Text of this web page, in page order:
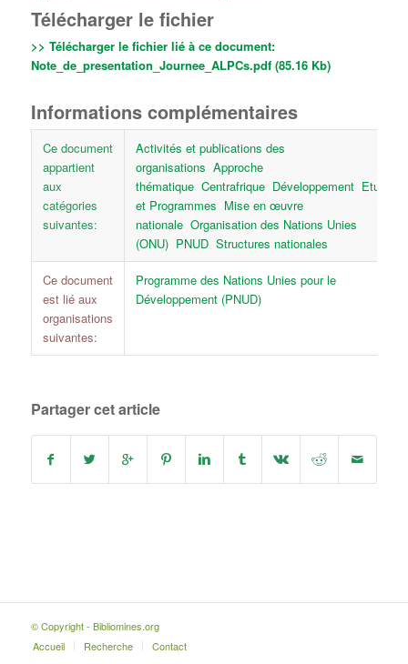
Télécharger le fichier
>> Télécharger le fichier lié à ce document:
Note_de_presentation_Journee_ALPCs.pdf (85.16 Kb)
Informations complémentaires
Ce document
appartient
aux
catégories
suivantes:
Activités et publications des
organisations Approche
thématique Centrafrique Développement Etudes
et Programmes Mise en œuvre
nationale Organisation des Nations Unies
(ONU) PNUD Structures nationales
Ce document
est lié aux
organisations
suivantes:
Programme des Nations Unies pour le
Développement (PNUD)
Partager cet article
© Copyright - Bibliomines.org
Accueil
Recherche Contact